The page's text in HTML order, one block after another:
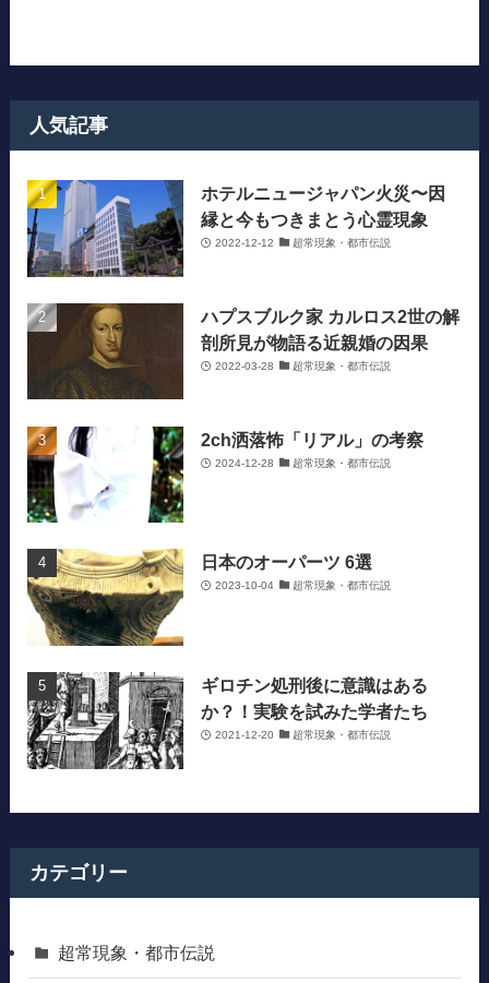
人気記事
ホテルニュージャパン火災〜因
縁と今もつきまとう心霊現象
2022-12-12 超常現象・都市伝説
ハプスブルク家 カルロス2世の解
剖所見が物語る近親婚の因果
2022-03-28 超常現象・都市伝説
2ch洒落怖「リアル」の考察
2024-12-28 超常現象・都市伝説
日本のオーパーツ 6選
2023-10-04 超常現象・都市伝説
ギロチン処刑後に意識はある
か？！実験を試みた学者たち
2021-12-20 超常現象・都市伝説
カテゴリー
超常現象・都市伝説